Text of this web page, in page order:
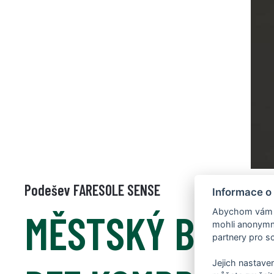
Podešev FARESOLE SENSE
MĚSTSKÝ
Informace
Abychom
mohli
partnery pro
Jejich